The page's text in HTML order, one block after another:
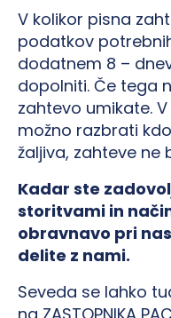
V kolikor pisna
podatkov
dodatnem 8 –
dopolniti. Če tega
zahtevo umikate.
možno razbrati
žaljiva, zahteve ne
Kadar ste
storitvami in
obravnavo pri
delite z nami.
Seveda se lahko